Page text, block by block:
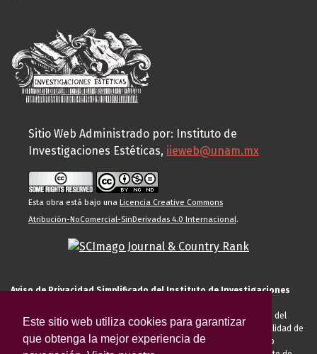
Este sitio web utiliza cookies para garantizar
que obtenga la mejor experiencia de
Sitio Web Administrado por: Instituto de
Investigaciones Estéticas, iieweb@unam.mx
Esta obra está bajo una Licencia Creative Commons
Atribución-NoComercial-SinDerivadas 4.0 Internacional.
Aviso de Privacidad Simplificado del Instituto de Investigaciones
El Instituto de Investigaciones Estéticas de la UNAM, es responsable del
tratamiento de sus datos personales para el registro de usted en calidad de
alumno, docente, personal de la entidad académica, conferencista o